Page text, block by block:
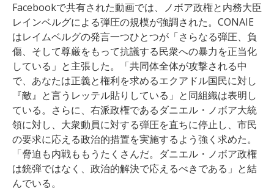
Facebookで共有された動画では、ノボア政権と内務大臣
レインベルグによる弾圧の規模が強調された。CONAIE
はレイムベルグの発言一つひとつが「さらなる弾圧、負
傷、そして尊厳をもって抗議する民衆への暴力を正当化
している」と主張した。「共同体全体が攻撃される中
で、あなたは正義と権利を求めるエクアドル国民に対し
『敵』と言うレッテル貼りしている」と同組織は表明し
ている。さらに、右派政権であるダニエル・ノボア大統
領に対し、大衆動員に対する弾圧を直ちに停止し、市民
の要求に応える政治的措置を実施するよう強く求めた。
「脅迫も内戦ももうたくさんだ。ダニエル・ノボア政権
は銃弾ではなく、政治的解決で応えるべきである」と結
んでいる。